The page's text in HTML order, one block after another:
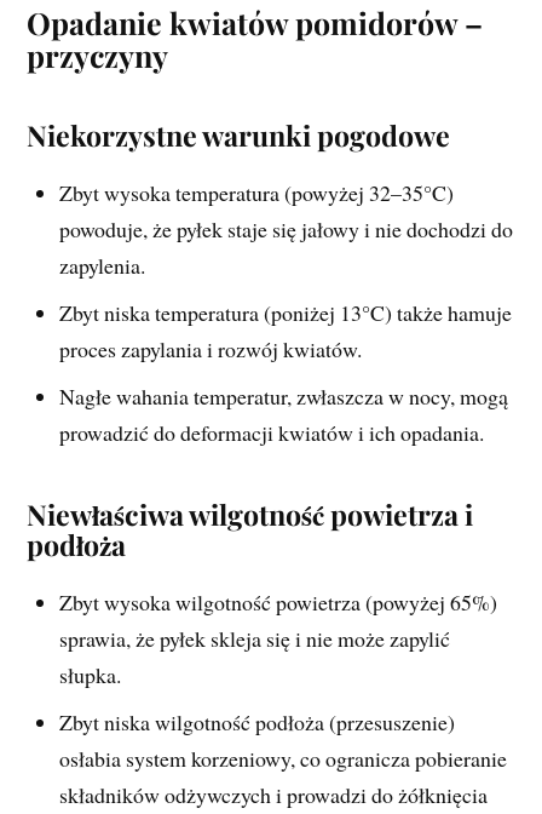
Opadanie kwiatów pomidorów –
przyczyny
Niekorzystne warunki pogodowe
Zbyt wysoka temperatura (powyżej 32–35°C)
powoduje, że pyłek staje się jałowy i nie dochodzi do
zapylenia.
Zbyt niska temperatura (poniżej 13°C) także hamuje
proces zapylania i rozwój kwiatów.
Nagłe wahania temperatur, zwłaszcza w nocy, mogą
prowadzić do deformacji kwiatów i ich opadania.
Niewłaściwa wilgotność powietrza i
podłoża
Zbyt wysoka wilgotność powietrza (powyżej 65%)
sprawia, że pyłek skleja się i nie może zapylić
słupka.
Zbyt niska wilgotność podłoża (przesuszenie)
osłabia system korzeniowy, co ogranicza pobieranie
składników odżywczych i prowadzi do żółknięcia